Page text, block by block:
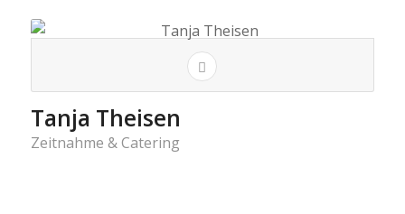
Tanja Theisen
Zeitnahme & Catering